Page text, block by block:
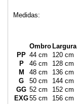
Medidas:
Ombro Largura
PP 44 cm 120 cm
P
46 cm 128 cm
M
48 cm 136 cm
G
50 cm 144 cm
GG 52 cm 152 cm
EXG55 cm 156 cm